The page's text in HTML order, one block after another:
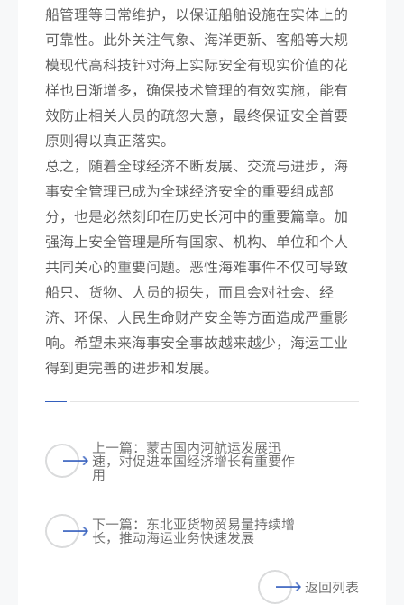
船管理等日常维护，以保证船舶设施在实体上的
可靠性。此外关注气象、海洋更新、客船等大规
模现代高科技针对海上实际安全有现实价值的花
样也日渐增多，确保技术管理的有效实施，能有
效防止相关人员的疏忽大意，最终保证安全首要
原则得以真正落实。
总之，随着全球经济不断发展、交流与进步，海
事安全管理已成为全球经济安全的重要组成部
分，也是必然刻印在历史长河中的重要篇章。加
强海上安全管理是所有国家、机构、单位和个人
共同关心的重要问题。恶性海难事件不仅可导致
船只、货物、人员的损失，而且会对社会、经
济、环保、人民生命财产安全等方面造成严重影
响。希望未来海事安全事故越来越少，海运工业
得到更完善的进步和发展。
上一篇：蒙古国内河航运发展迅
速，对促进本国经济增长有重要作
用
下一篇：东北亚货物贸易量持续增
长，推动海运业务快速发展
返回列表